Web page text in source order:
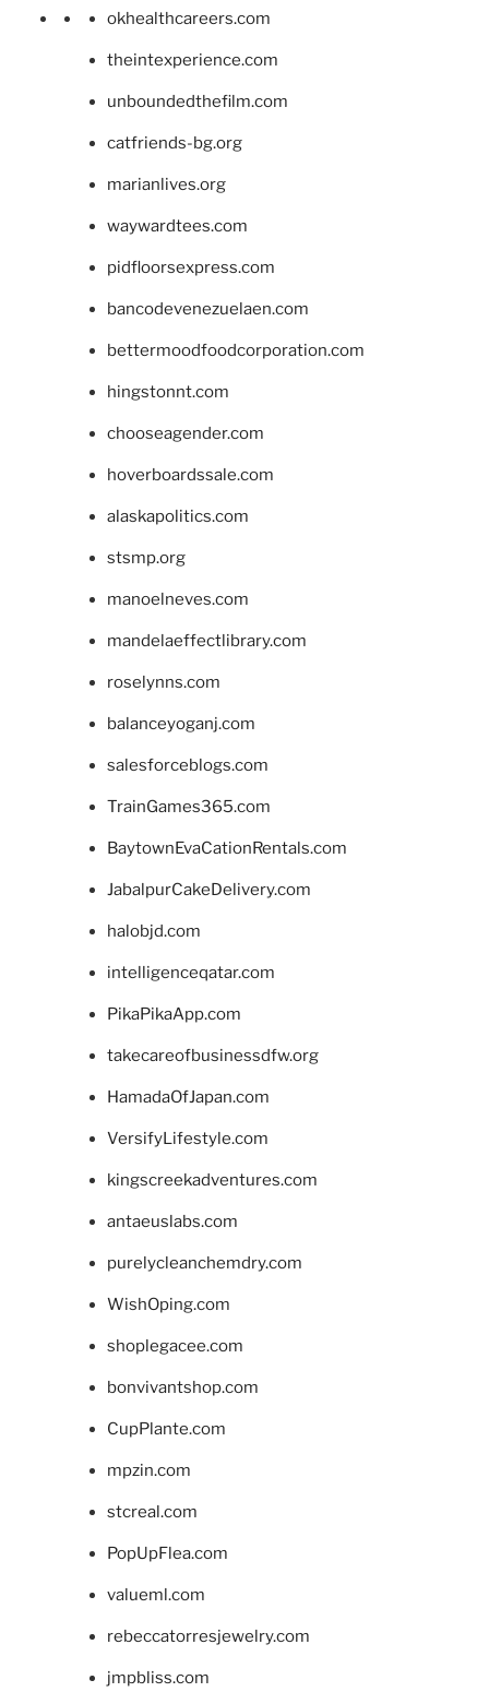
okhealthcareers.com
theintexperience.com
unboundedthefilm.com
catfriends-bg.org
marianlives.org
waywardtees.com
pidfloorsexpress.com
bancodevenezuelaen.com
bettermoodfoodcorporation.com
hingstonnt.com
chooseagender.com
hoverboardssale.com
alaskapolitics.com
stsmp.org
manoelneves.com
mandelaeffectlibrary.com
roselynns.com
balanceyoganj.com
salesforceblogs.com
TrainGames365.com
BaytownEvaCationRentals.com
JabalpurCakeDelivery.com
halobjd.com
intelligenceqatar.com
PikaPikaApp.com
takecareofbusinessdfw.org
HamadaOfJapan.com
VersifyLifestyle.com
kingscreekadventures.com
antaeuslabs.com
purelycleanchemdry.com
WishOping.com
shoplegacee.com
bonvivantshop.com
CupPlante.com
mpzin.com
stcreal.com
PopUpFlea.com
valueml.com
rebeccatorresjewelry.com
jmpbliss.com